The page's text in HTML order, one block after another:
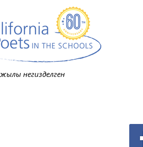
негизделген